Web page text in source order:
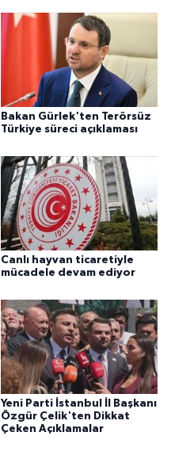
Bakan Gürlek'ten Terörsüz
Türkiye süreci açıklaması
Canlı hayvan ticaretiyle
mücadele devam ediyor
Yeni Parti İstanbul İl Başkanı
Özgür Çelik'ten Dikkat
Çeken Açıklamalar